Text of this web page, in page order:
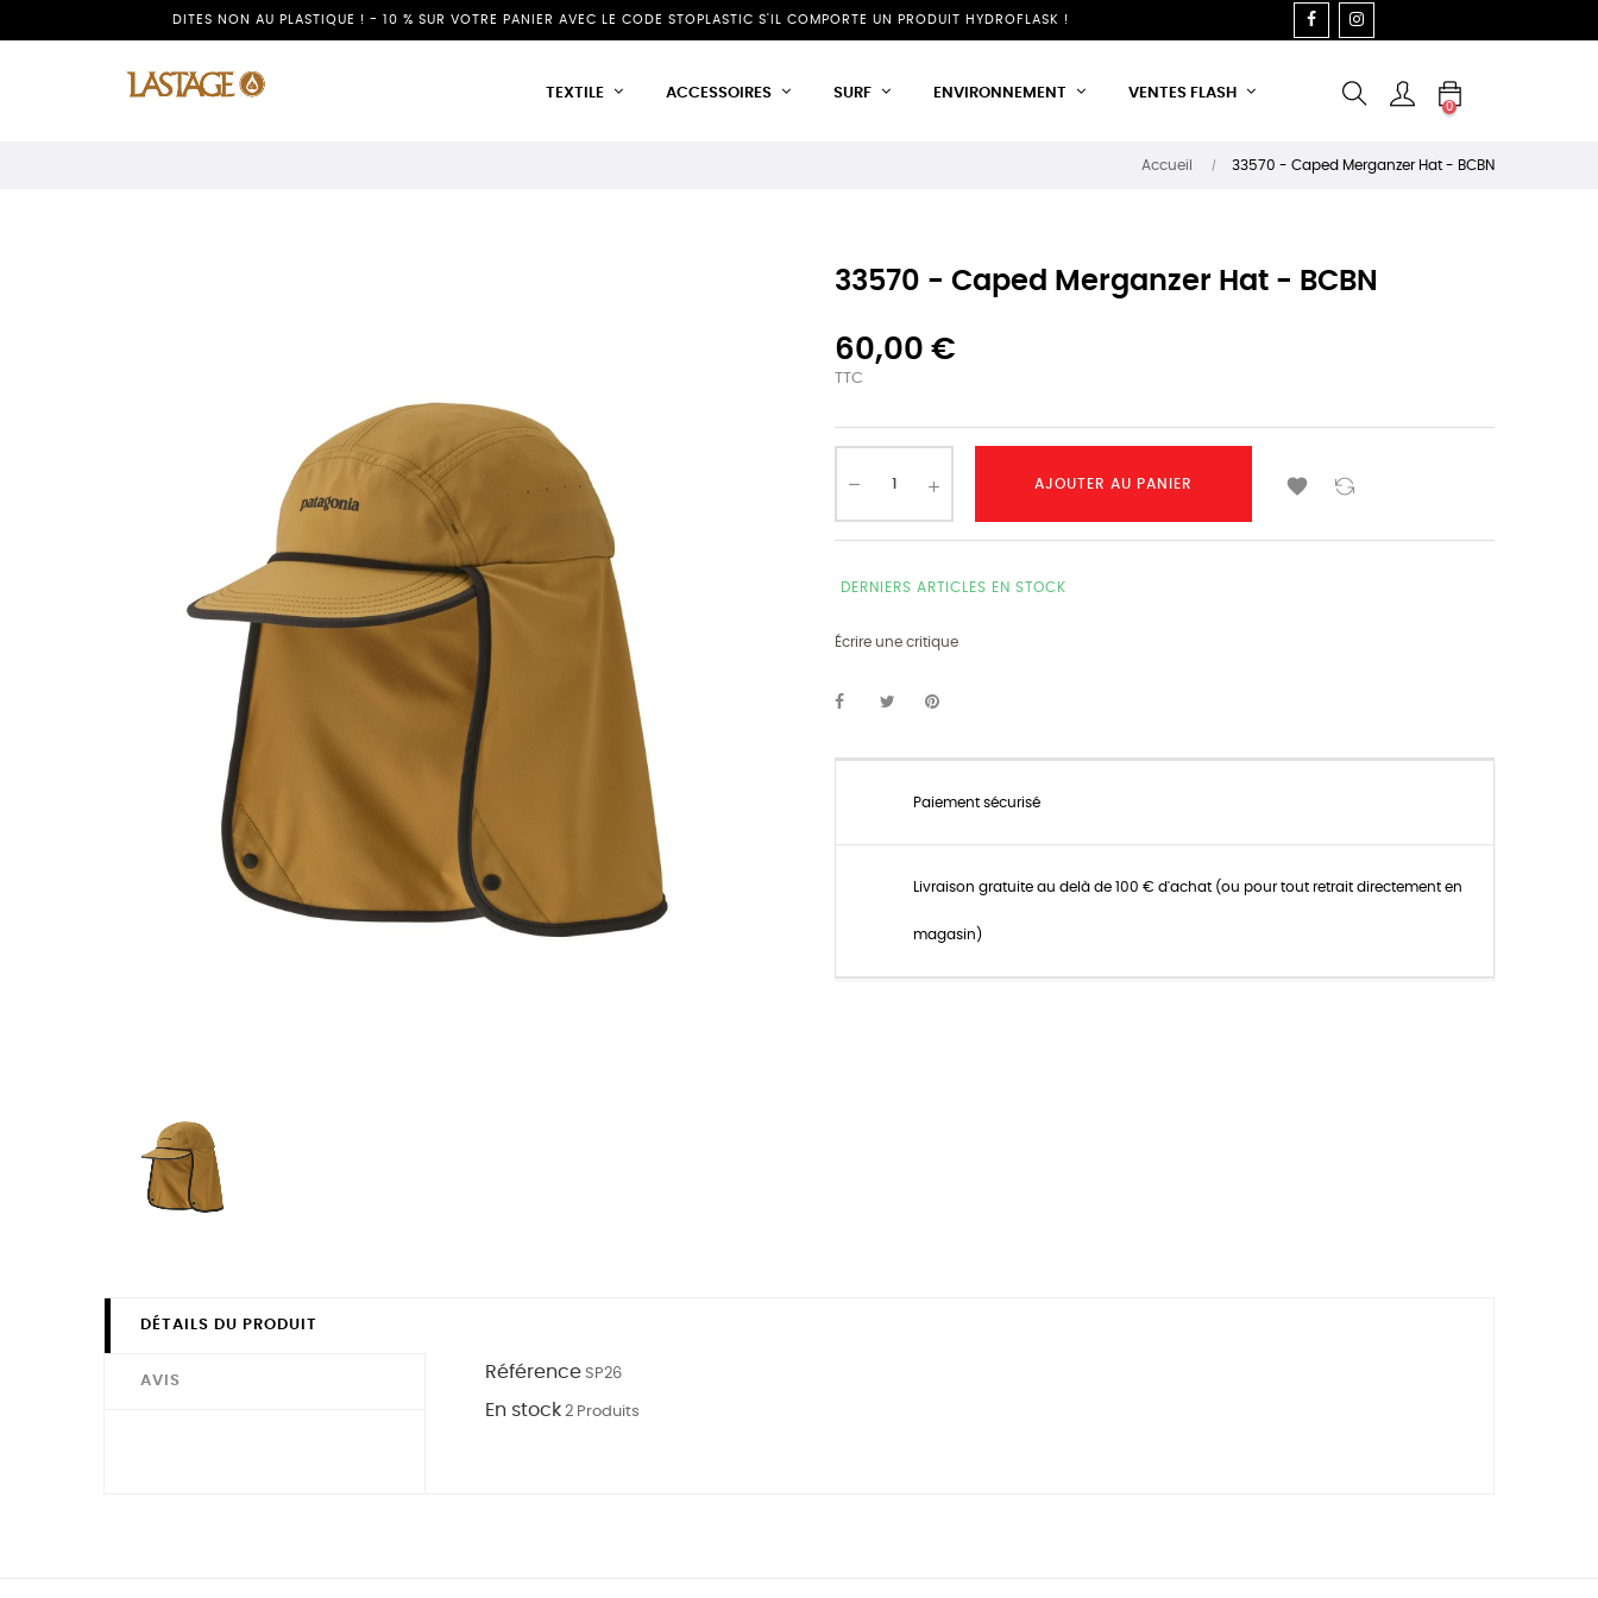
DITES NON AU PLASTIQUE ! - 10 % SUR VOTRE PANIER AVEC LE CODE STOPLASTIC S'IL COMPORTE UN PRODUIT HYDROFLASK ! FACEBOOK
TEXTILE ACCESSOIRES SURF ENVIRONNEMENT VENTES FLASH
0
Accueil 33570 - Caped Merganzer Hat - BCBN
33570 - Caped Merganzer Hat - BCBN
60,00 €
TTC
AJOUTER AU PANIER 
DERNIERS ARTICLES EN STOCK
Écrire une critique
Paiement sécurisé
Livraison gratuite au delà de 100 € d'achat (ou pour tout retrait directement en
magasin)
DÉTAILS DU PRODUIT
AVIS Référence SP26
En stock 2 Produits